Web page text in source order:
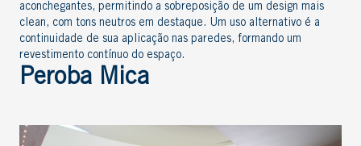
aconchegantes, permitindo a sobreposição de um design mais
clean, com tons neutros em destaque. Um uso alternativo é a
continuidade de sua aplicação nas paredes, formando um
revestimento contínuo do espaço.
Peroba Mica